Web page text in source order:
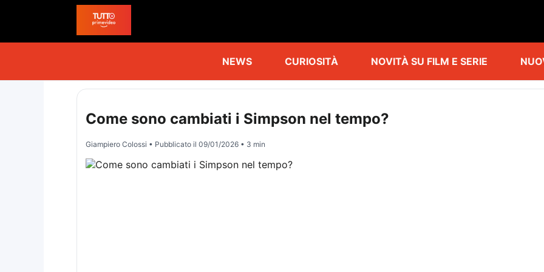
NEWS CURIOSITÀ NOVITÀ SU FILM E SERIE
Come sono cambiati i Simpson nel tempo?
Giampiero Colossi • Pubblicato il 09/01/2026• 3 min